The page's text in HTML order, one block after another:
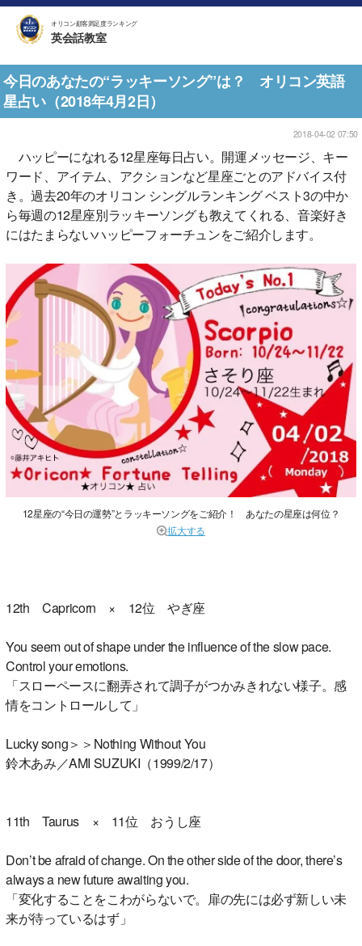
オリコン顧客満足度ランキング
英会話教室
今日のあなたの“ラッキーソング”は？ オリコン英語
星占い（2018年4月2日）
2018-04-02 07:50
ハッピーになれる12星座毎日占い。開運メッセージ、キー
ワード、アイテム、アクションなど星座ごとのアドバイス付
き。過去20年のオリコン シングルランキング ベスト3の中か
ら毎週の12星座別ラッキーソングも教えてくれる、音楽好き
にはたまらないハッピーフォーチュンをご紹介します。
12星座の“今日の運勢”とラッキーソングをご紹介！ あなたの星座は何位？
拡大する
12th Capricorn × 12位 やぎ座
You seem out of shape under the influence of the slow pace.
Control your emotions.
「スローペースに翻弄されて調子がつかみきれない様子。感
情をコントロールして」
Lucky song＞＞Nothing Without You
鈴木あみ／AMI SUZUKI（1999/2/17）
11th Taurus × 11位 おうし座
Don’t be afraid of change. On the other side of the door, there’s
always a new future awaiting you.
「変化することをこわがらないで。扉の先には必ず新しい未
来が待っているはず」